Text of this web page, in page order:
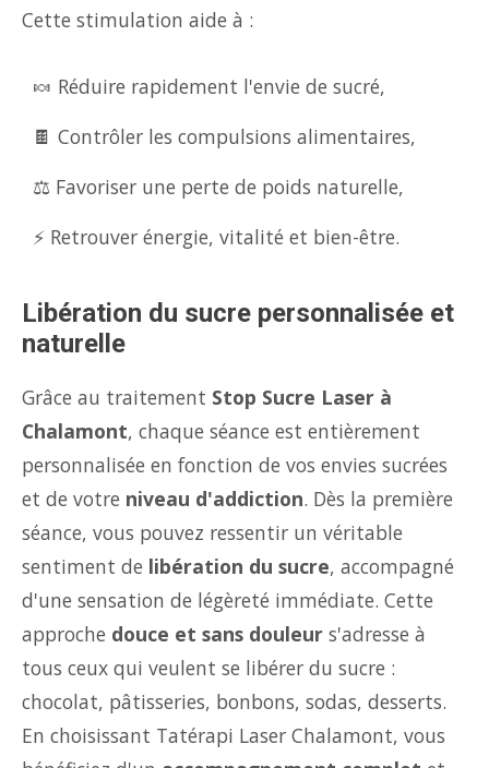
Cette stimulation aide à :
🍬 Réduire rapidement l'envie de sucré,
🍫 Contrôler les compulsions alimentaires,
⚖️ Favoriser une perte de poids naturelle,
⚡ Retrouver énergie, vitalité et bien-être.
Libération du sucre personnalisée et
naturelle
Grâce au traitement Stop Sucre Laser à
Chalamont, chaque séance est entièrement
personnalisée en fonction de vos envies sucrées
et de votre niveau d'addiction. Dès la première
séance, vous pouvez ressentir un véritable
sentiment de libération du sucre, accompagné
d'une sensation de légèreté immédiate. Cette
approche douce et sans douleur s'adresse à
tous ceux qui veulent se libérer du sucre :
chocolat, pâtisseries, bonbons, sodas, desserts.
En choisissant Tatérapi Laser Chalamont, vous